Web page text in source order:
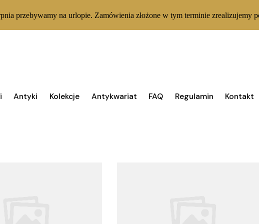
Antyki Kolekcje Antykwariat FAQ Regulamin Kontakt
przebywamy na urlopie. Zamówienia złożone w tym terminie zrealizujemy